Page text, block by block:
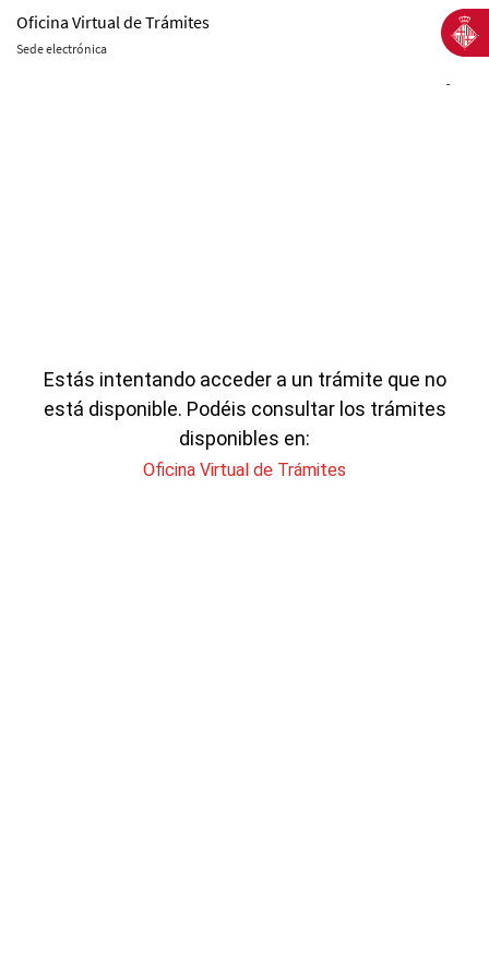
Oficina Virtual de Trámites
Sede electrónica
-
Estás intentando acceder a un trámite que no
está disponible. Podéis consultar los trámites
disponibles en:
Oficina Virtual de Trámites